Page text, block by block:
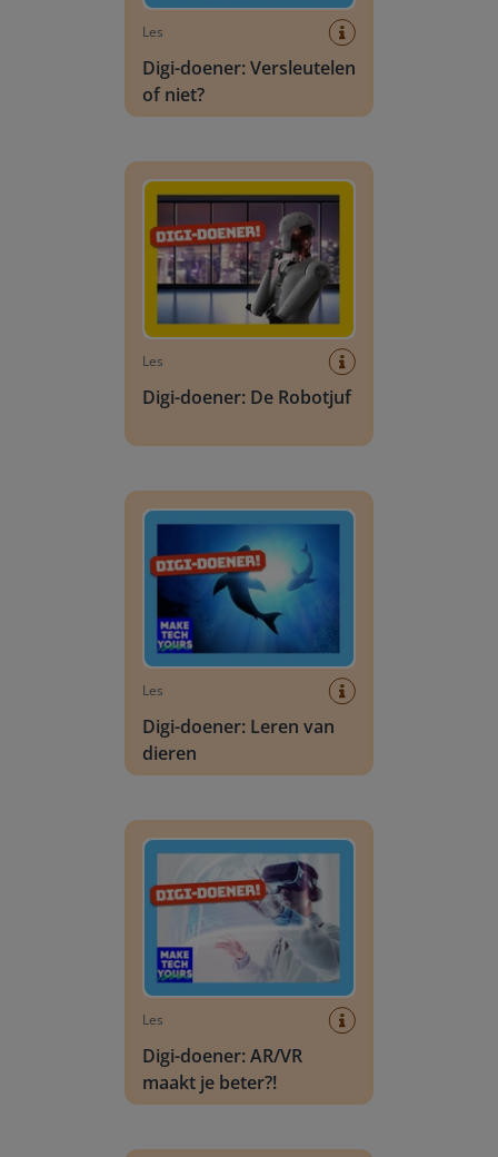
Les
Digi-doener: Versleutelen
of niet?
Les
Digi-doener: De Robotjuf
Les
Digi-doener: Leren van
dieren
Les
Digi-doener: AR/VR
maakt je beter?!